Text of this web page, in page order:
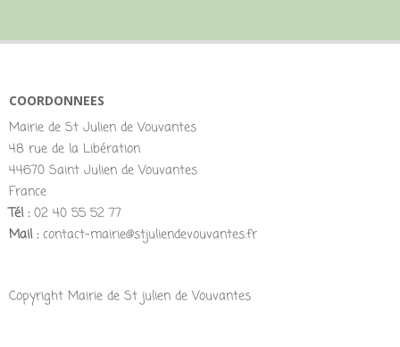
COORDONNEES
Mairie de St Julien de Vouvantes
48 rue de la Libération
44670 Saint Julien de Vouvantes
France
Tél :02 40 55 52 77
Mail :contact-mairie@stjuliendevouvantes.fr
Copyright Mairie de St julien de Vouvantes